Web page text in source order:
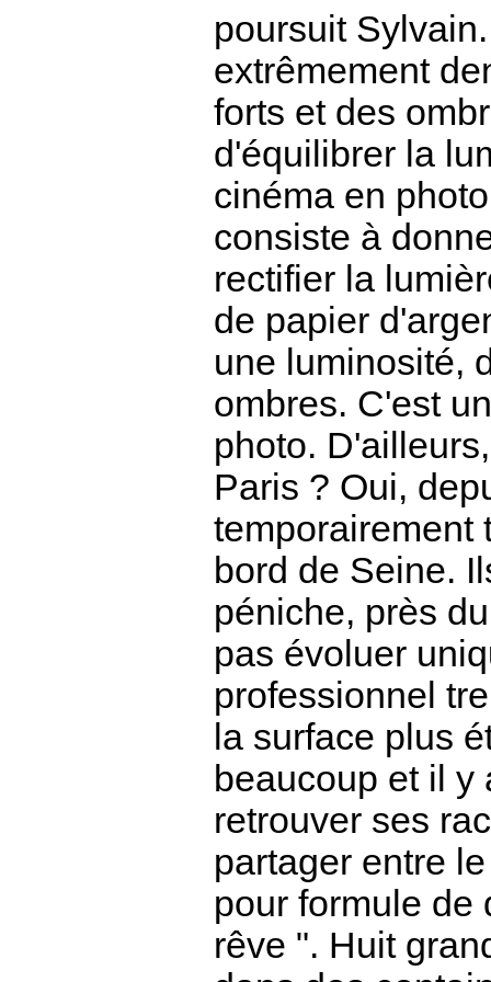
poursuit
extrêmement
forts et des
d'équilibrer la
cinéma en
consiste à
rectifier la
de papier
une luminosité,
ombres. C'est
photo.
Paris ? Oui,
temporairement
bord de Seine.
péniche, près
pas évoluer
professionnel
la surface plus
beaucoup et il y
retrouver ses
partager entre
pour formule de
rêve ". Huit